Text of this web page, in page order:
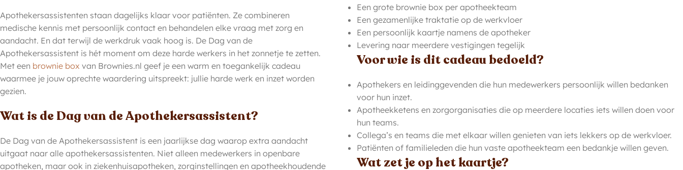
Apothekersassistenten staan dagelijks klaar voor patiënten. Ze combineren
medische kennis met persoonlijk contact en behandelen elke vraag met zorg en
aandacht. En dat terwijl de werkdruk vaak hoog is. De Dag van de
Apothekersassistent is hét moment om deze harde werkers in het zonnetje te zetten.
Met een brownie box van Brownies.nl geef je een warm en toegankelijk cadeau
waarmee je jouw oprechte waardering uitspreekt: jullie harde werk en inzet worden
gezien.
Wat is de Dag van de Apothekersassistent?
De Dag van de Apothekersassistent is een jaarlijkse dag waarop extra aandacht
uitgaat naar alle apothekersassistenten. Niet alleen medewerkers in openbare
apotheken, maar ook in ziekenhuisapotheken, zorginstellingen en apotheekhoudende
Een grote brownie box per apotheekteam
Een gezamenlijke traktatie op de werkvloer
Een persoonlijk kaartje namens de apotheker
Levering naar meerdere vestigingen tegelijk
Voor wie is dit cadeau bedoeld?
Apothekers en leidinggevenden die hun medewerkers persoonlijk willen bedanken
voor hun inzet.
Apotheekketens en zorgorganisaties die op meerdere locaties iets willen doen voor
hun teams.
Collega’s en teams die met elkaar willen genieten van iets lekkers op de werkvloer.
Patiënten of familieleden die hun vaste apotheekteam een bedankje willen geven.
Wat zet je op het kaartje?